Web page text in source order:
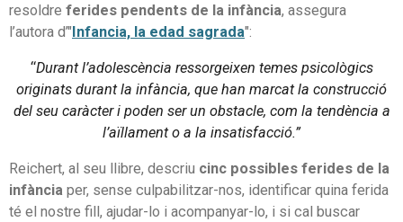
resoldre ferides pendents de la infància, assegura
l’autora d’"Infancia, la edad sagrada":
“Durant l’adolescència ressorgeixen temes psicològics
originats durant la infància, que han marcat la construcció
del seu caràcter i poden ser un obstacle, com la tendència a
l’aïllament o a la insatisfacció.”
Reichert, al seu llibre, descriu cinc possibles ferides de la
infància per, sense culpabilitzar-nos, identificar quina ferida
té el nostre fill, ajudar-lo i acompanyar-lo, i si cal buscar